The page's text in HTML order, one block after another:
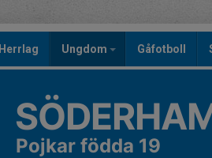
Herrlag Ungdom Gåfotboll
Pojkar födda 19